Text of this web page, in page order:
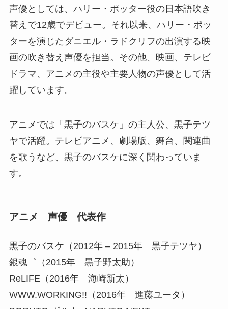
声優としては、ハリー・ポッター役の日本語吹き
替えで12歳でデビュー。それ以来、ハリー・ポッ
ターを演じたダニエル・ラドクリフの出演する映
画の吹き替え声優を担当。その他、映画、テレビ
ドラマ、アニメの主役や主要人物の声優として活
躍しています。
アニメでは「黒子のバスケ」の主人公、黒子テツ
ヤで活躍。テレビアニメ、劇場版、舞台、関連曲
を歌うなど、黒子のバスケに深く関わっていま
す。
アニメ 声優 代表作
黒子のバスケ（2012年 – 2015年 黒子テツヤ）
銀魂゜（2015年 黒子野太助）
ReLIFE（2016年 海崎新太）
WWW.WORKING!!（2016年 進藤ユータ）